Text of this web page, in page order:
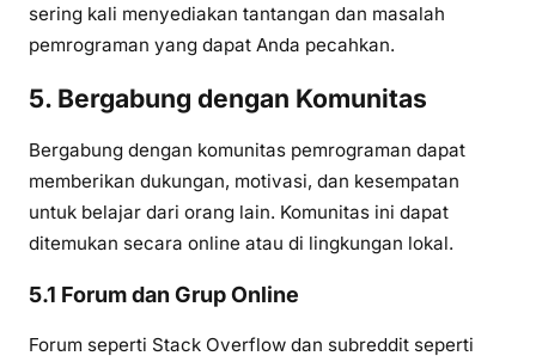
sering kali menyediakan tantangan dan masalah
pemrograman yang dapat Anda pecahkan.
5. Bergabung dengan Komunitas
Bergabung dengan komunitas pemrograman dapat
memberikan dukungan, motivasi, dan kesempatan
untuk belajar dari orang lain. Komunitas ini dapat
ditemukan secara online atau di lingkungan lokal.
5.1 Forum dan Grup Online
Forum seperti Stack Overflow dan subreddit seperti